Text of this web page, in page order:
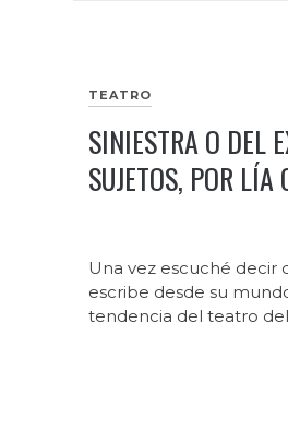
TEATRO
SINIESTRA O DEL
SUJETOS, POR LÍA
Una vez escuché decir
escribe desde su
tendencia del teatro